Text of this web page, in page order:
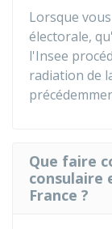
Lorsque
électorale,
l'Insee
radiation de
Que faire
consulaire
France ?